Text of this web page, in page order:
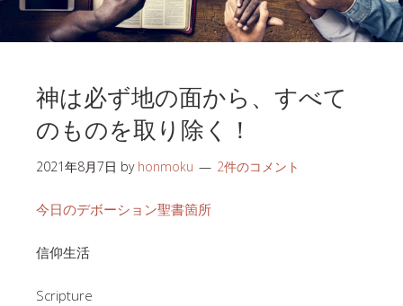
神は必ず地の面から、すべて
のものを取り除く！
2021年8月7日 by honmoku 2件のコメント
今日のデボーション聖書箇所
信仰生活
Scripture